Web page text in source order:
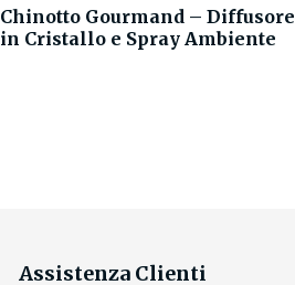
Chinotto Gourmand – Diffusore
in Cristallo e Spray Ambiente
Assistenza Clienti